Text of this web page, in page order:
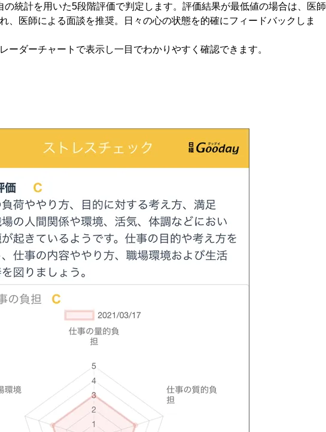
の統計を用いた5段階評価で判定します。評価結果が最低値の場合は、医師
、医師による面談を推奨。日々の心の状態を的確にフィードバックしま
ーダーチャートで表示し一目でわかりやすく確認できます。